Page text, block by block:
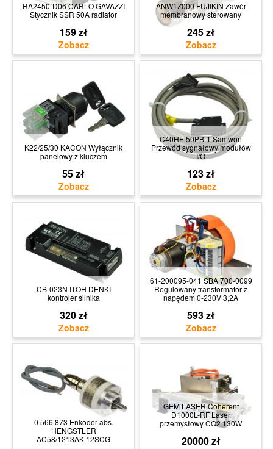
RA2450-D06 CARLO GAVAZZI
Stycznik SSR 50A radiator
159 zł
ANW1Z000 FUJIKIN Zawór
membranowy sterowany
245 zł
K22/25/30 KACON Wyłącznik
panelowy z kluczem
55 zł
C40HF-50PB-1 Samwon
Przewód sygnałowy modułów
I/O
123 zł
CB-023N ITOH DENKI
kontroler silnika
320 zł
61-200095-041 SBA 700-0099
Regulowany transformator z
napędem 0-230V 3,2A
593 zł
0 566 873 Enkoder abs.
HENGSTLER
AC58/1213AK.12SCG
GEM LASER Coherent
D1000L-RF Laser
przemysłowy CO2 130W
20000 zł